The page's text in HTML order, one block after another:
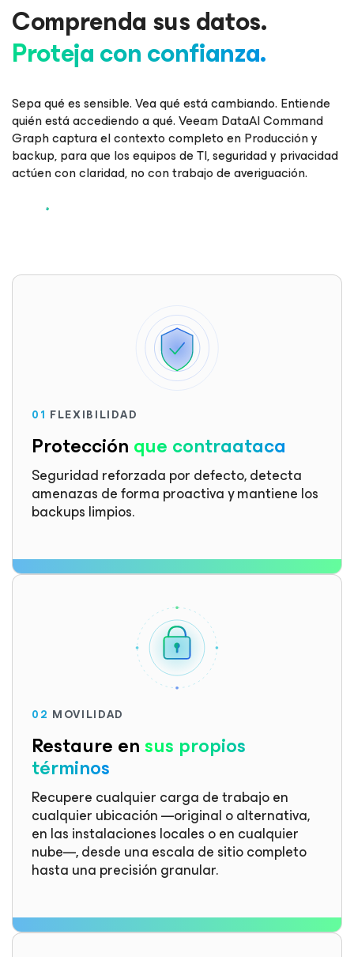
Comprenda sus datos.
Proteja con confianza.
Sepa qué es sensible. Vea qué está cambiando. Entiende
quién está accediendo a qué. Veeam DataAI Command
Graph captura el contexto completo en Producción y
backup, para que los equipos de TI, seguridad y privacidad
actúen con claridad, no con trabajo de averiguación.
01 FLEXIBILIDAD
Protección que contraataca
Seguridad reforzada por defecto, detecta
amenazas de forma proactiva y mantiene los
backups limpios.
02 MOVILIDAD
Restaure ensus propios
términos
Recupere cualquier carga de trabajo en
cualquier ubicación —original o alternativa,
en las instalaciones locales o en cualquier
nube—, desde una escala de sitio completo
hasta una precisión granular.